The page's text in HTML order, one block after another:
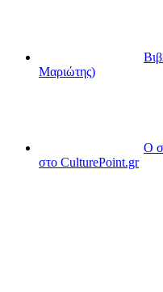
Μαριώτης)
Ο
στο CulturePoint.gr